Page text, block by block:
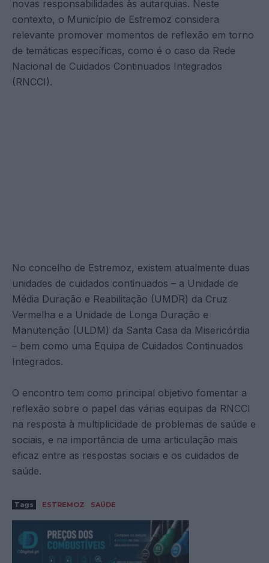
novas responsabilidades às autarquias. Neste
contexto, o Município de Estremoz considera
relevante promover momentos de reflexão em torno
de temáticas específicas, como é o caso da Rede
Nacional de Cuidados Continuados Integrados
(RNCCI).
No concelho de Estremoz, existem atualmente duas
unidades de cuidados continuados – a Unidade de
Média Duração e Reabilitação (UMDR) da Cruz
Vermelha e a Unidade de Longa Duração e
Manutenção (ULDM) da Santa Casa da Misericórdia
– bem como uma Equipa de Cuidados Continuados
Integrados.
O encontro tem como principal objetivo fomentar a
reflexão sobre o papel das várias equipas da RNCCI
na resposta à multiplicidade de problemas de saúde e
sociais, e na importância de uma articulação mais
eficaz entre as respostas sociais e os cuidados de
saúde.
Tags ESTREMOZ SAÚDE